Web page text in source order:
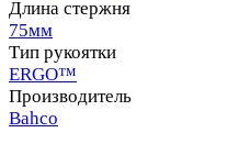
Длина стержня
75мм
Тип рукоятки
ERGO™
Производитель
Bahco